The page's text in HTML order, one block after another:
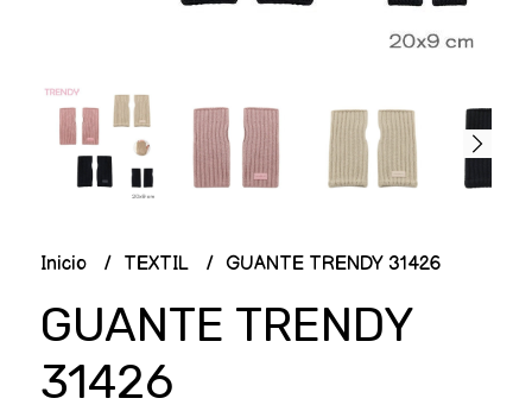
Inicio TEXTIL GUANTE TRENDY 31426
GUANTE TRENDY
31426